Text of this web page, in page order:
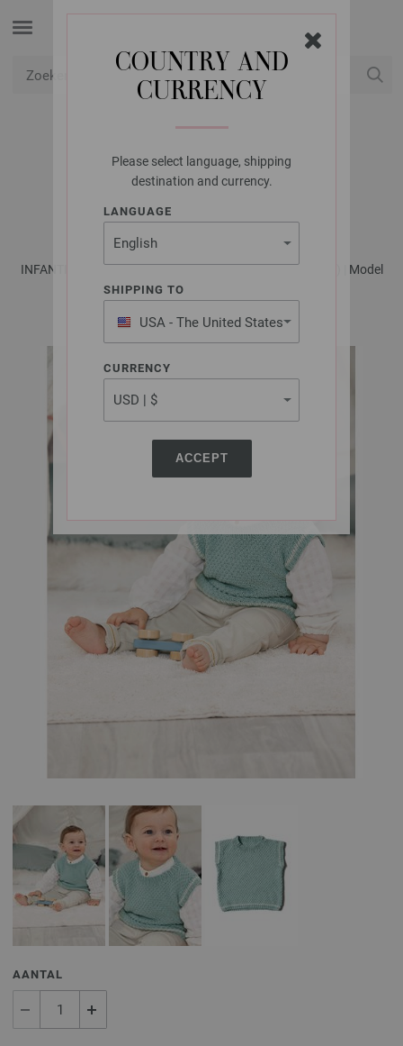
COUNTRY AND
CURRENCY
Please select language, shipping
destination and currency.
LANGUAGE
SHIPPING TO
USA - The United States
of America
CURRENCY
ACCEPT
LANA GROSSA
HESJE COOL WOOL
INFANTI No. 19 - Tijdschrift (DE) + Breibeschrijvingen (NL) | Model
AANTAL